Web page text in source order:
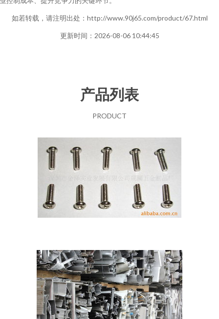
如若转载，请注明出处：http://www.90j65.com/product/67.html
更新时间：2026-08-06 10:44:45
产品列表
PRODUCT